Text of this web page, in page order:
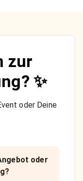
zur
✨
oder Deine
oder